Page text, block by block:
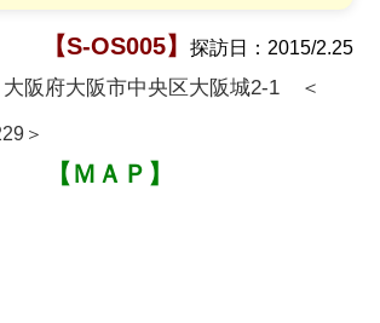
【S-OS005】 探訪日：2015/2.25
阪府大阪市中央区大阪城2-1 ＜
＞
【ＭＡＰ】